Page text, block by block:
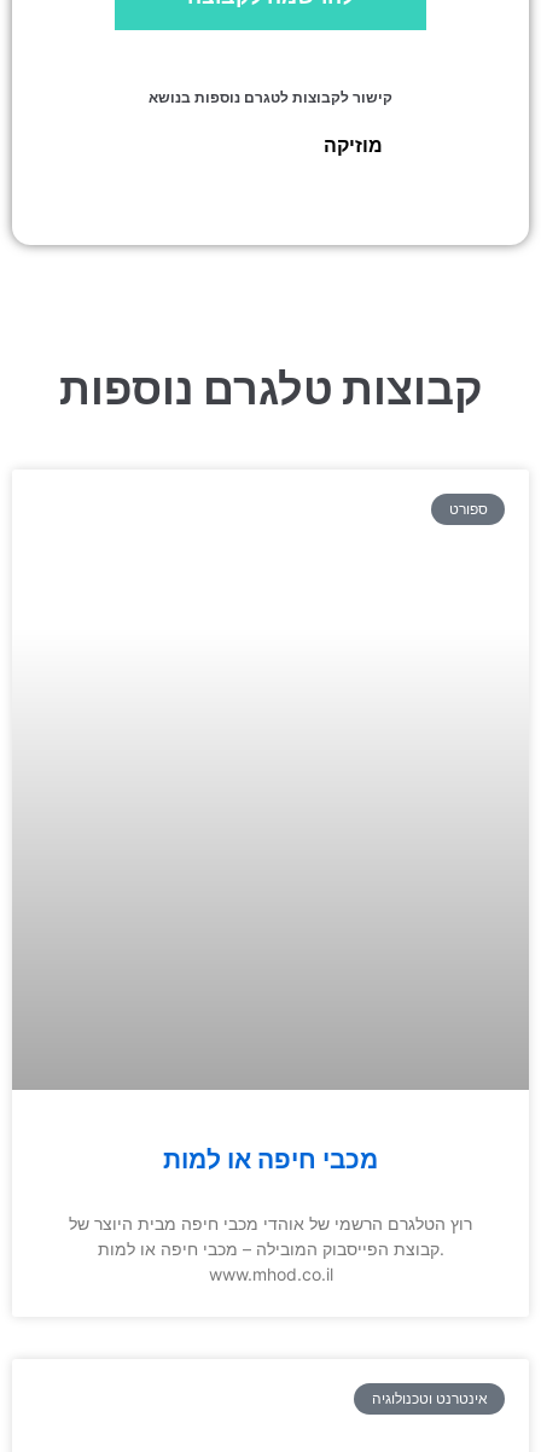
קישור לקבוצות לטגרם נוספות בנושא
מוזיקה
קבוצות טלגרם נוספות
ספורט
מכבי חיפה או למות
רוץ הטלגרם הרשמי של אוהדי מכבי חיפה מבית היוצר של
קבוצת הפייסבוק המובילה – מכבי חיפה או למות.
www.mhod.co.il
אינטרנט וטכנולוגיה